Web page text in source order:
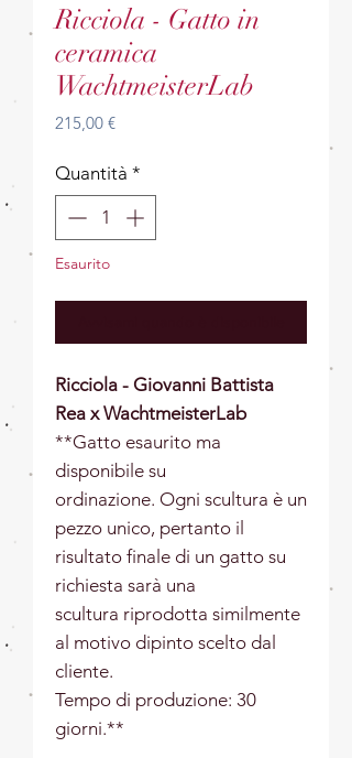
Ricciola - Gatto in
ceramica
WachtmeisterLab
215,00 €Prezzo
Quantità *
Esaurito
Ricciola - Giovanni Battista
Rea x WachtmeisterLab
**Gatto esaurito ma
disponibile su
ordinazione. Ogni scultura è un
pezzo unico, pertanto il
risultato finale di un gatto su
richiesta sarà una
scultura riprodotta similmente
al motivo dipinto scelto dal
cliente.
Tempo di produzione: 30
giorni.**